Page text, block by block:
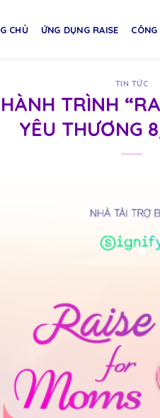
CHỦ ỨNG DỤNG RAISE
TIN TỨC
TRÌNH
YÊU THƯƠNG